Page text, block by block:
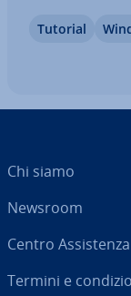
però siamo
Tutorial
Chi siamo
Newsroom
Centro As­si­sten­za
Termini e